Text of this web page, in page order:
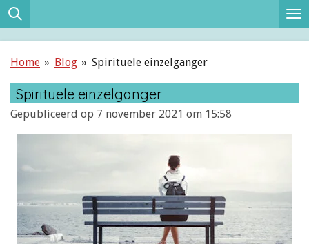
Ga
de
hoofdinhoud
Home » Blog » Spirituele einzelganger
Spirituele einzelganger
Gepubliceerd op 7 november 2021 om 15:58